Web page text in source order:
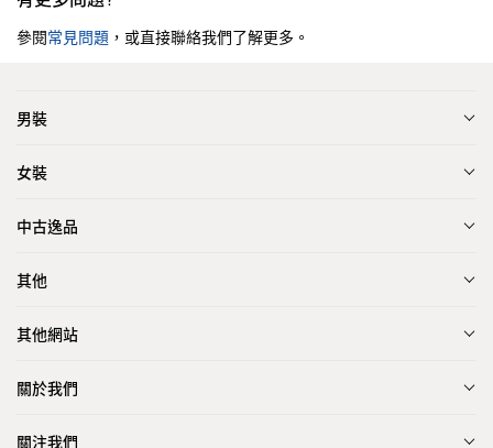
參閱常見問題 ，或直接聯絡我們了解更多。
男裝
女裝
中古逸品
其他
其他網站
關於我們
關注我們